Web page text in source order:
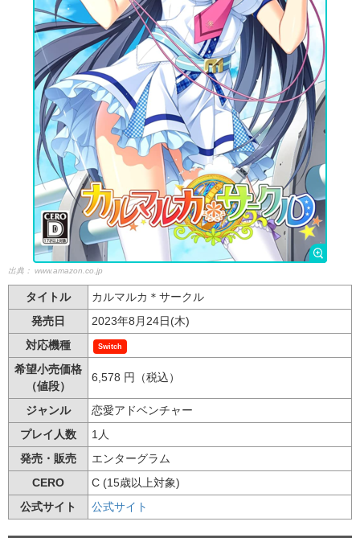
出典： www.amazon.co.jp
タイトル
カルマルカ＊サークル
発売日
2023年8月24日(木)
対応機種
Switch
希望小売価格
（値段）
6,578 円（税込）
ジャンル
恋愛アドベンチャー
プレイ人数
1人
発売・販売
エンターグラム
CERO
C (15歳以上対象)
公式サイト
公式サイト